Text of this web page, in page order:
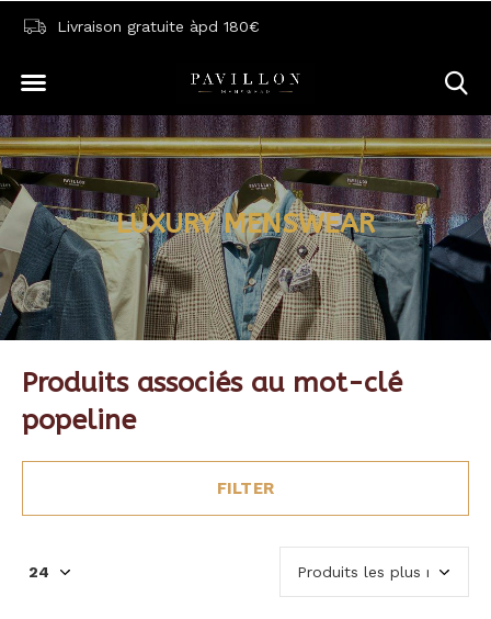
Livraison gratuite àpd 180€
LUXURY MENSWEAR
Produits associés au mot-clé
popeline
FILTER